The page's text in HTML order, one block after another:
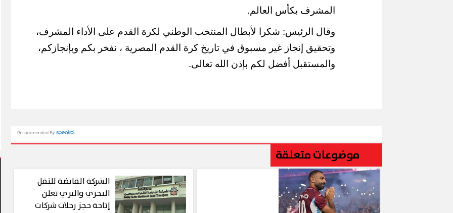
المشرف بكأس العالم.
وقال الرئيس: شكرا لأبطال المنتخب الوطني لكرة القدم على الأداء المشرف،
وتحقيق إنجاز غير مسبوق في تاريخ كرة القدم المصرية ، نفخر بكم وبإنجازكم،
والمستقبل أفضل لكم بإذن الله تعالى.
موضوعات متعلقة
الشركة القابضة للنقل
البحري والبري تعلن
إتاحة حجز رحلات شركات